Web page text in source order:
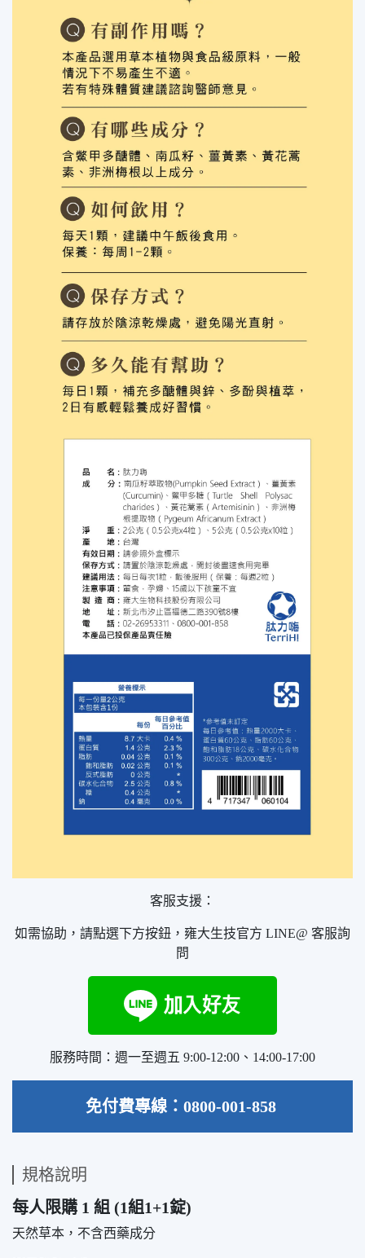
客服支援：
如需協助，請點選下方按鈕，雍大生技官方 LINE@ 客服詢
問
服務時間：週一至週五 9:00-12:00、14:00-17:00
免付費專線：0800-001-858
規格說明
每人限購 1 組 (1組1+1錠)
天然草本，不含西藥成分